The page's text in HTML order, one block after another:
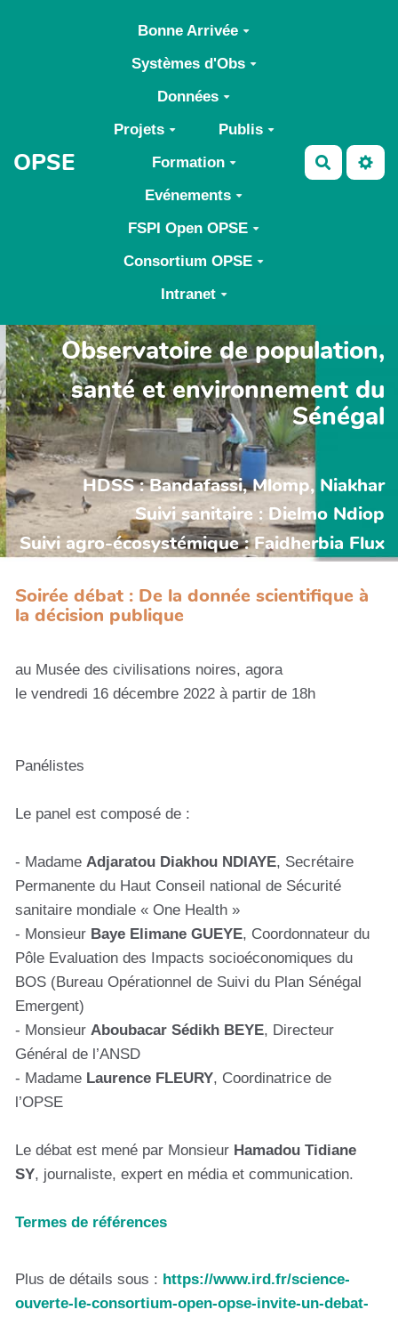
Aller au contenu principal
OPSE
Bonne Arrivée
Systèmes d'Obs
Données
Projets
Publis
Formation
Evénements
FSPI Open OPSE
Consortium OPSE
Intranet
Observatoire de population,
santé et environnement du
Sénégal
HDSS : Bandafassi, Mlomp, Niakhar
Suivi sanitaire : Dielmo Ndiop
Suivi agro-écosystémique : Faidherbia Flux
Soirée débat : De la donnée scientifique à
la décision publique
au Musée des civilisations noires, agora
le vendredi 16 décembre 2022 à partir de 18h
Panélistes
Le panel est composé de :
- Madame Adjaratou Diakhou NDIAYE, Secrétaire
Permanente du Haut Conseil national de Sécurité
sanitaire mondiale « One Health »
- Monsieur Baye Elimane GUEYE, Coordonnateur du
Pôle Evaluation des Impacts socioéconomiques du
BOS (Bureau Opérationnel de Suivi du Plan Sénégal
Emergent)
- Monsieur Aboubacar Sédikh BEYE, Directeur
Général de l’ANSD
- Madame Laurence FLEURY, Coordinatrice de
l’OPSE
Le débat est mené par Monsieur Hamadou Tidiane
SY, journaliste, expert en média et communication.
Termes de références
Plus de détails sous : https://www.ird.fr/science-
ouverte-le-consortium-open-opse-invite-un-debat-